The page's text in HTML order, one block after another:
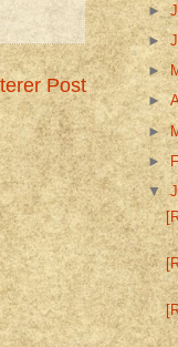
Post
►
►
►
►
►
►
▼